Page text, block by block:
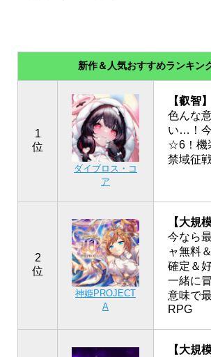
新作＆人気おすすめランキン
1
位
ダイブロス・コ
ア
【叡智】
色んな
い…！
☆6！機
禁域征
2
位
神姫PROJECT
A
【大規
今なら
ャ無料
確定＆
一緒に
意味で
RPG
【大規